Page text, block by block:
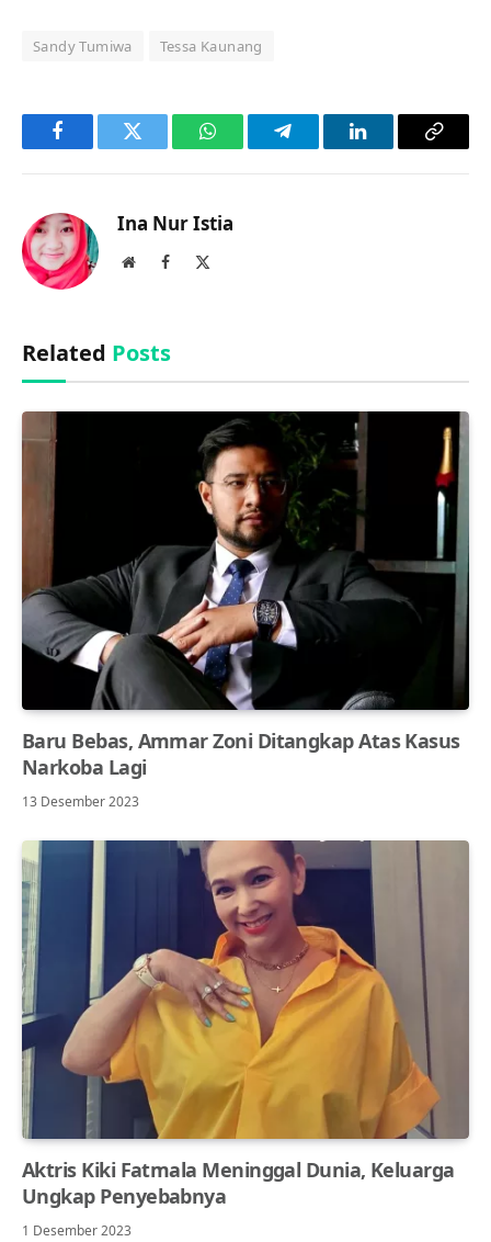
Sandy Tumiwa Tessa Kaunang
FacebookTwitter WhatsAppTelegramLinkedInCopy
Ina Nur Istia
WebsiteFacebook
Related Posts
Baru Bebas, Ammar Zoni Ditangkap Atas Kasus
Narkoba Lagi
13 Desember 2023
Aktris Kiki Fatmala Meninggal Dunia, Keluarga
Ungkap Penyebabnya
1 Desember 2023